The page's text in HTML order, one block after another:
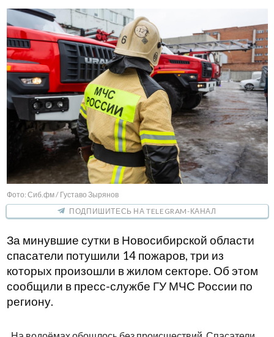
Фото: Сиб.фм / Густаво Зырянов
ПОДПИШИТЕСЬ НА TELEGRAM-КАНАЛ
За минувшие сутки в Новосибирской области
спасатели потушили 14 пожаров, три из
которых произошли в жилом секторе. Об этом
сообщили в пресс-службе ГУ МЧС России по
региону.